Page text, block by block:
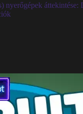
nyerőgépek áttekintése: